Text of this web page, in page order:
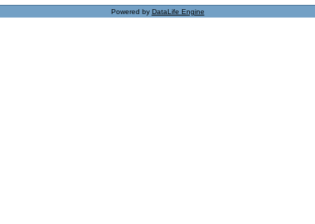
Powered by DataLife Engine